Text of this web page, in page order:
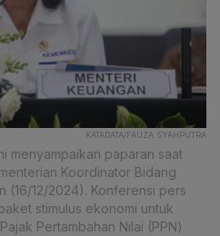
KATADATA/FAUZA SYAHPUTRA
menyampaikan paparan saat
Koordinator Bidang
(16/12/2024). Konferensi pers
stimulus ekonomi untuk
Pertambahan Nilai (PPN)